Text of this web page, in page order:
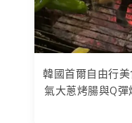
韓國首爾自由行
氣大蔥烤腸與Q